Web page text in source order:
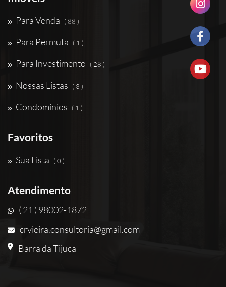
Para Venda ( 88 )
Para Permuta ( 1 )
Para Investimento ( 28 )
Nossas Listas ( 3 )
Condomínios ( 1 )
Favoritos
Sua Lista ( 0 )
Atendimento
( 21 ) 98002-1872
crvieira.consultoria@gmail.com
Barra da Tijuca